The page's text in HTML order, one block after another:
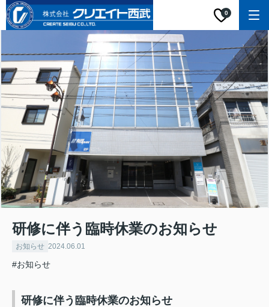
0
研修に伴う臨時休業のお知らせ
お知らせ 2024.06.01
#お知らせ
研修に伴う臨時休業のお知らせ